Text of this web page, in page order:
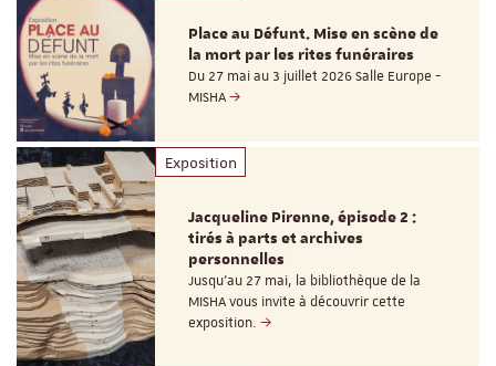
Place au Défunt. Mise en scène de
la mort par les rites funéraires
Du 27 mai au 3 juillet 2026 Salle Europe -
MISHA
Exposition
Jacqueline Pirenne, épisode 2 :
tirés à parts et archives
personnelles
Jusqu’au 27 mai, la bibliothèque de la
MISHA vous invite à découvrir cette
exposition.